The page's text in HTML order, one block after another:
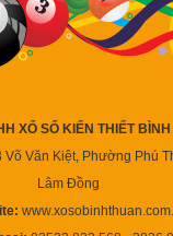
XỔ SỐ KIẾN THIẾT
Võ Văn Kiệt, Phường Phú
Lâm Đồng